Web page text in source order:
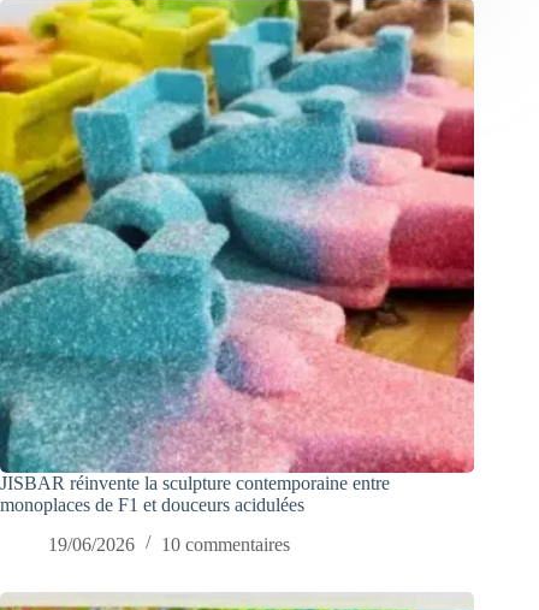
JISBAR réinvente la sculpture contemporaine entre
monoplaces de F1 et douceurs acidulées
19/06/2026
10 commentaires